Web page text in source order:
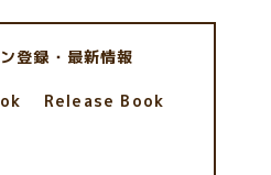
登録・最新情報
Release Book